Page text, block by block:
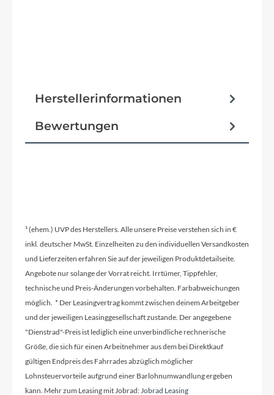
Herstellerinformationen
Bewertungen
¹ (ehem.) UVP des Herstellers. Alle unsere Preise verstehen sich in €
inkl. deutscher MwSt. Einzelheiten zu den individuellen Versandkosten
und Lieferzeiten erfahren Sie auf der jeweiligen Produktdetailseite.
Angebote nur solange der Vorrat reicht. Irrtümer, Tippfehler,
technische und Preis-Änderungen vorbehalten. Farbabweichungen
möglich. * Der Leasingvertrag kommt zwischen deinem Arbeitgeber
und der jeweiligen Leasinggesellschaft zustande. Der angegebene
"Dienstrad"-Preis ist lediglich eine unverbindliche rechnerische
Größe, die sich für einen Arbeitnehmer aus dem bei Direktkauf
gültigen Endpreis des Fahrrades abzüglich möglicher
Lohnsteuervorteile aufgrund einer Barlohnumwandlung ergeben
kann. Mehr zum Leasing mit Jobrad:Jobrad Leasing